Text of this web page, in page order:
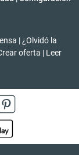
| ¿Olvidó la
oferta | Leer